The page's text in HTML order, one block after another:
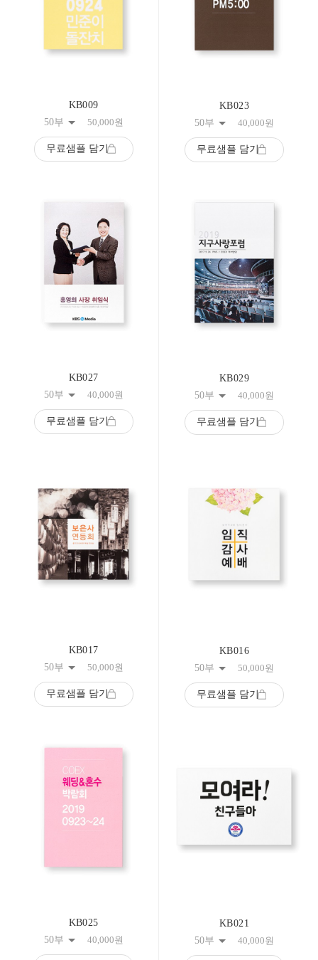
KB009
50부
50,000원
무료샘플 담기
KB023
50부
40,000원
무료샘플 담기
KB027
50부
40,000원
무료샘플 담기
KB029
50부
40,000원
무료샘플 담기
KB017
50부
50,000원
무료샘플 담기
KB016
50부
50,000원
무료샘플 담기
KB025
50부
40,000원
KB021
50부
40,000원